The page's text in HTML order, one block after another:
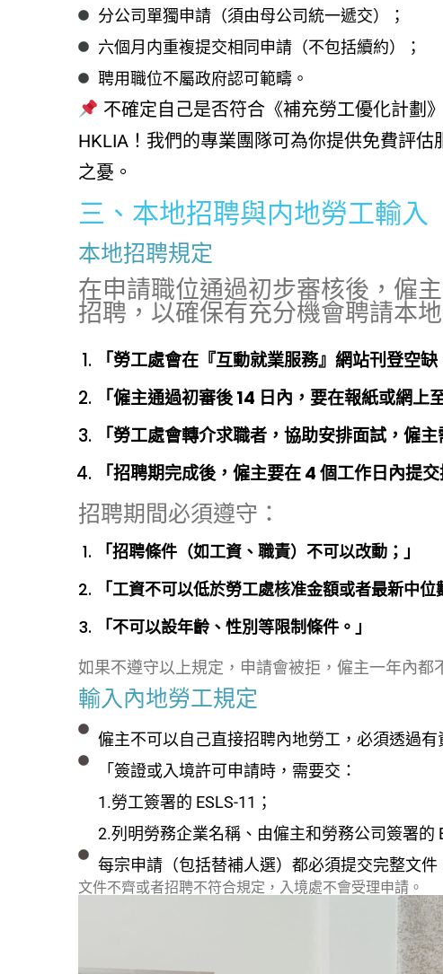
分公司單獨申請（須由母公司統一遞交）；
六個月内重複提交相同申請（不包括續約）；
聘用職位不屬政府認可範疇。
不確定自己是否符合《補充勞工優化計劃
HKLIA！我們的專業團隊可為你提供免費評
之憂。
三、本地招聘與内地勞工輸入
本地招聘規定
在申請職位通過初步審核後，僱
招聘，以確保有充分機會聘請本
「勞工處會在『互動就業服務』網站刊登空
「僱主通過初審後 14 日內，要在報紙或網上
「勞工處會轉介求職者，協助安排面試，僱主
「招聘期完成後，僱主要在 4 個工作日內提交
招聘期間必須遵守：
「招聘條件（如工資、職責）不可以改動；」
「工資不可以低於勞工處核准金額或者最新中位
「不可以設年齡、性別等限制條件。」
如果不遵守以上規定，申請會被拒，僱主一年內都
輸入內地勞工規定
僱主不可以自己直接招聘內地勞工，必須透過有
「簽證或入境許可申請時，需要交：
1.勞工簽署的 ESLS-11；
2.列明勞務企業名稱、由僱主和勞務公司簽署的
每宗申請（包括替補人選）都必須提交完整文件
文件不齊或者招聘不符合規定，入境處不會受理申請。